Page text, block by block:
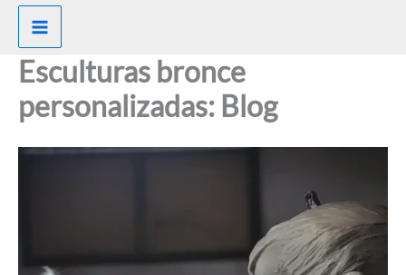
contenido
Esculturas bronce
personalizadas: Blog